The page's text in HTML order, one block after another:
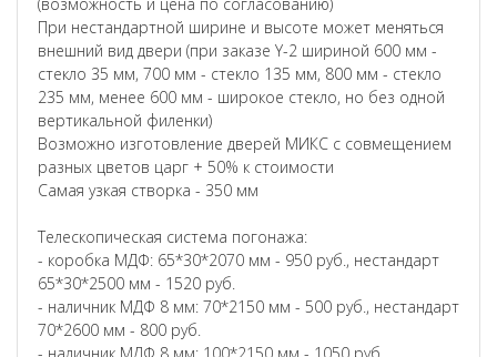
При нестандартной ширине и высоте может меняться
внешний вид двери (при заказе Y-2 шириной 600 мм -
стекло 35 мм, 700 мм - стекло 135 мм, 800 мм - стекло
235 мм, менее 600 мм - широкое стекло, но без одной
вертикальной филенки)
Возможно изготовление дверей МИКС с совмещением
разных цветов царг + 50% к стоимости
Самая узкая створка - 350 мм
Телескопическая система погонажа:
- коробка МДФ: 65*30*2070 мм - 950 руб., нестандарт
65*30*2500 мм - 1520 руб.
- наличник МДФ 8 мм: 70*2150 мм - 500 руб., нестандарт
70*2600 мм - 800 руб.